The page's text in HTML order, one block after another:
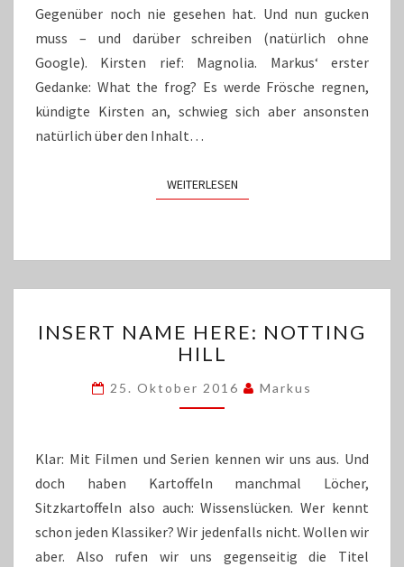
Gegenüber noch nie gesehen hat. Und nun gucken
muss – und darüber schreiben (natürlich ohne
Google). Kirsten rief: Magnolia. Markus‘ erster
Gedanke: What the frog? Es werde Frösche regnen,
kündigte Kirsten an, schwieg sich aber ansonsten
natürlich über den Inhalt…
WEITERLESENWEITERLESEN
NAME
HERE:
HILL
INSERT NAME HERE: NOTTING
HILL
25. Oktober 2016 Markus
Klar: Mit Filmen und Serien kennen wir uns aus. Und
doch haben Kartoffeln manchmal Löcher,
Sitzkartoffeln also auch: Wissenslücken. Wer kennt
schon jeden Klassiker? Wir jedenfalls nicht. Wollen wir
aber. Also rufen wir uns gegenseitig die Titel